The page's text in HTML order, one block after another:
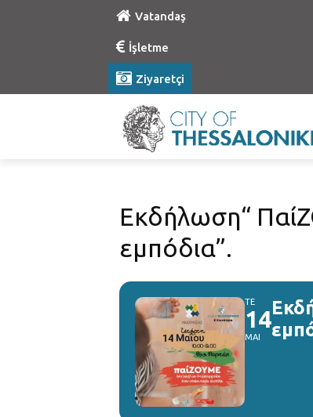
Vatandaş
İşletme
Ziyaretçi
Εκδήλωση“
εμπόδια”.
ΤΕ
14
ΜΑΙ